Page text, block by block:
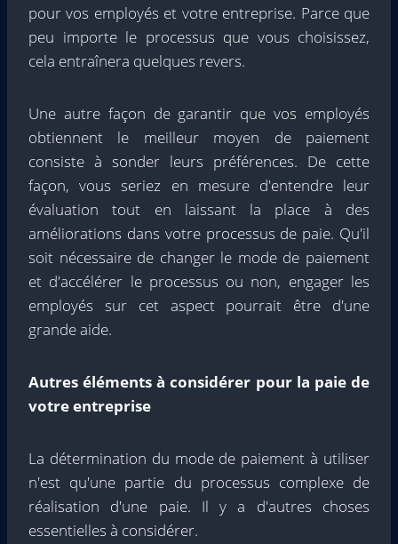
pour vos employés et votre entreprise. Parce que
peu importe le processus que vous choisissez,
cela entraînera quelques revers.
Une autre façon de garantir que vos employés
obtiennent le meilleur moyen de paiement
consiste à sonder leurs préférences. De cette
façon, vous seriez en mesure d'entendre leur
évaluation tout en laissant la place à des
améliorations dans votre processus de paie. Qu'il
soit nécessaire de changer le mode de paiement
et d'accélérer le processus ou non, engager les
employés sur cet aspect pourrait être d'une
grande aide.
Autres éléments à considérer pour la paie de
votre entreprise
La détermination du mode de paiement à utiliser
n'est qu'une partie du processus complexe de
réalisation d'une paie. Il y a d'autres choses
essentielles à considérer.